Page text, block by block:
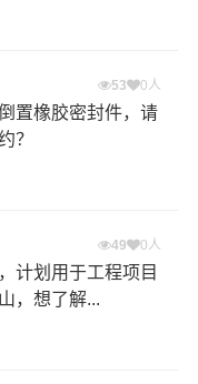
53 0人
置橡胶密封件，请
？
49 0人
计划用于工程项目
，想了解...